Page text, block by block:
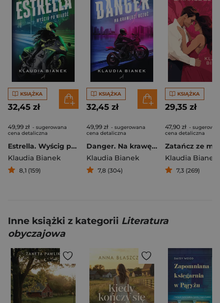
KSIĄŻKA
32,45 zł
49,99 zł - sugerowana
cena detaliczna
Estrella. Wyścig po miłość
Klaudia Bianek
8,1 (159)
KSIĄŻKA
32,45 zł
49,99 zł - sugerowana
cena detaliczna
Danger. Na krawędzi uczuć
Klaudia Bianek
7,8 (304)
KSIĄŻKA
29,35 zł
47,90 zł -
cena detaliczna
Zatańcz ze
Klaudia Bianek
7,3 (269)
Inne książki z kategorii Literatura
obyczajowa